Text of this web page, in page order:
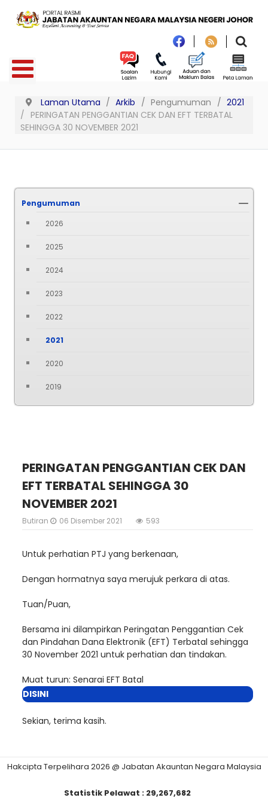
Laman Utama Arkib Pengumuman
2021
PERINGATAN PENGGANTIAN CEK DAN EFT TERBATAL
SEHINGGA 30 NOVEMBER 2021
Pengumuman
2026
2025
2024
2023
2022
2021
2020
2019
PERINGATAN PENGGANTIAN CEK DAN
EFT TERBATAL SEHINGGA 30
NOVEMBER 2021
Butiran 06 Disember 2021 593
Untuk perhatian PTJ yang berkenaan,
Dengan hormatnya saya merujuk perkara di atas.
Tuan/Puan,
Bersama ini dilampirkan Peringatan Penggantian Cek
dan Pindahan Dana Elektronik (EFT) Terbatal sehingga
30 November 2021 untuk perhatian dan tindakan.
Muat turun: Senarai EFT Batal
DISINI
Sekian, terima kasih.
Hakcipta Terpelihara 2026 @ Jabatan Akauntan Negara Malaysia
Statistik Pelawat : 29,267,682